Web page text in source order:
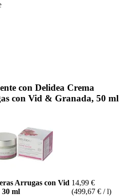
con Delidea Crema
con Vid & Granada, 50 ml
Arrugas con Vid
ml
14,99 €
(499,67 € / l)